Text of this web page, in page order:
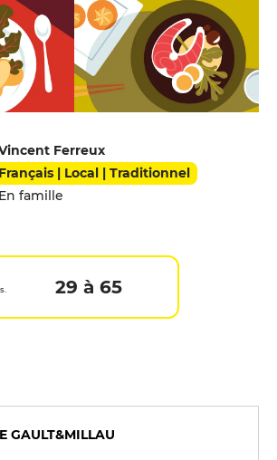
Ferreux
Français | Local | Traditionnel
En famille
29 à 65
GAULT&MILLAU